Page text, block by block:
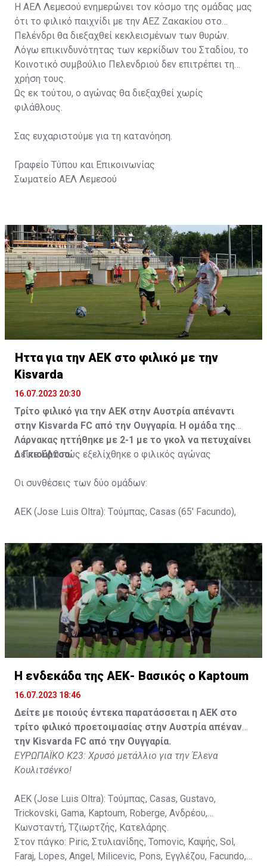
Η ΑΕΛ Λεμεσού ενημερώνει τον κόσμο της ομάδας μας
ότι το φιλικό παιχνίδι με την ΑΕΖ Ζακακίου στο
Πελένδρι θα διεξαχθεί κεκλεισμένων των θυρών.
Λόγω επικινδυνότητας των κερκίδων του Σταδίου, το
Κοινοτικό συμβούλιο Πελενδριού δεν επιτρέπει τη
χρήση τους.
Ως εκ τούτου, ο αγώνας θα διεξαχθεί χωρίς
φιλάθλους.
Σας ευχαριστούμε για τη κατανόηση.
Γραφείο Τύπου και Επικοινωνίας
Σωματείο ΑΕΛ Λεμεσού
Ήττα για την ΑΕΚ στο φιλικό με την
Kisvarda
16.07.2023 20:30
Τρίτο φιλικό για την ΑΕΚ στην Αυστρία απέναντι
στην Kisvarda FC από την Ουγγαρία. Η ομάδα της
Λάρνακας ηττήθηκε με 2-1 με το γκολ να πετυχαίνει
ο Γκιούρτσο.
ΔείτεΕΔΩπώς εξελίχθηκε ο φιλικός αγώνας
Οι συνθέσεις των δύο ομάδων:
ΑΕΚ (Jose Luis Oltra): Tούμπας, Casas (65' Facundo),
Gyurcso), Κaptoum (46' Καψής (65' Mάμας), Roberge (65'
Tomovic), Aνδρέου (65' Angel) , Κωνσταντή (65' Sol),
Τζιωρτζής (65' Faraj), Κατελάρης (65' Milicevic).
Στον πάγκο: Piric, Στυλιανίδης, Tomovic, Καψής, Sol,
Faraj, Lopes, Angel, Milicevic, Pons, Εγγλέζου, Facundo,
Gonzalez, Guyrcso, Μάμας.
Κisvarda FC (Milos Kruscic): Kovacs, Navratil, Raul, Szor,
Lippai, Alic, Kormendi, Makowski, Czekus, Ilievski,
Στον πάγκο: Petkovic, Cipetic, Kovasic, Jovicic, Szeles,
Vida, Otvos, Lucas, Camas, Mesanovic.
H ενδεκάδα της ΑΕΚ- Βασικός ο Kaptoum
16.07.2023 18:46
Δείτε με ποιούς έντεκα παρατάσσεται η ΑΕΚ στο
τρίτο φιλικό προετοιμασίας στην Αυστρία απέναντι
την Kisvarda FC από την Ουγγαρία.
ΕΥΡΩΠΑΪΚΟ Κ23: Χρυσό μετάλλιο για την Έλενα
Κουλιτσένκο!
ΑΕΚ (Jose Luis Oltra): Tούμπας, Casas, Gustavo,
Trickovski, Gama, Κaptoum, Roberge, Aνδρέου,
Κωνσταντή, Τζιωρτζής, Κατελάρης.
Στον πάγκο: Piric, Στυλιανίδης, Tomovic, Καψής, Sol,
Faraj, Lopes, Angel, Milicevic, Pons, Εγγλέζου, Facundo,